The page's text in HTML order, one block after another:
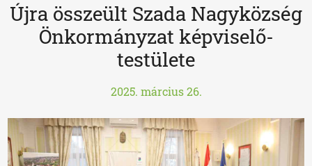
Újra összeült Szada Nagyközség
Önkormányzat képviselő-
testülete
2025. március 26.